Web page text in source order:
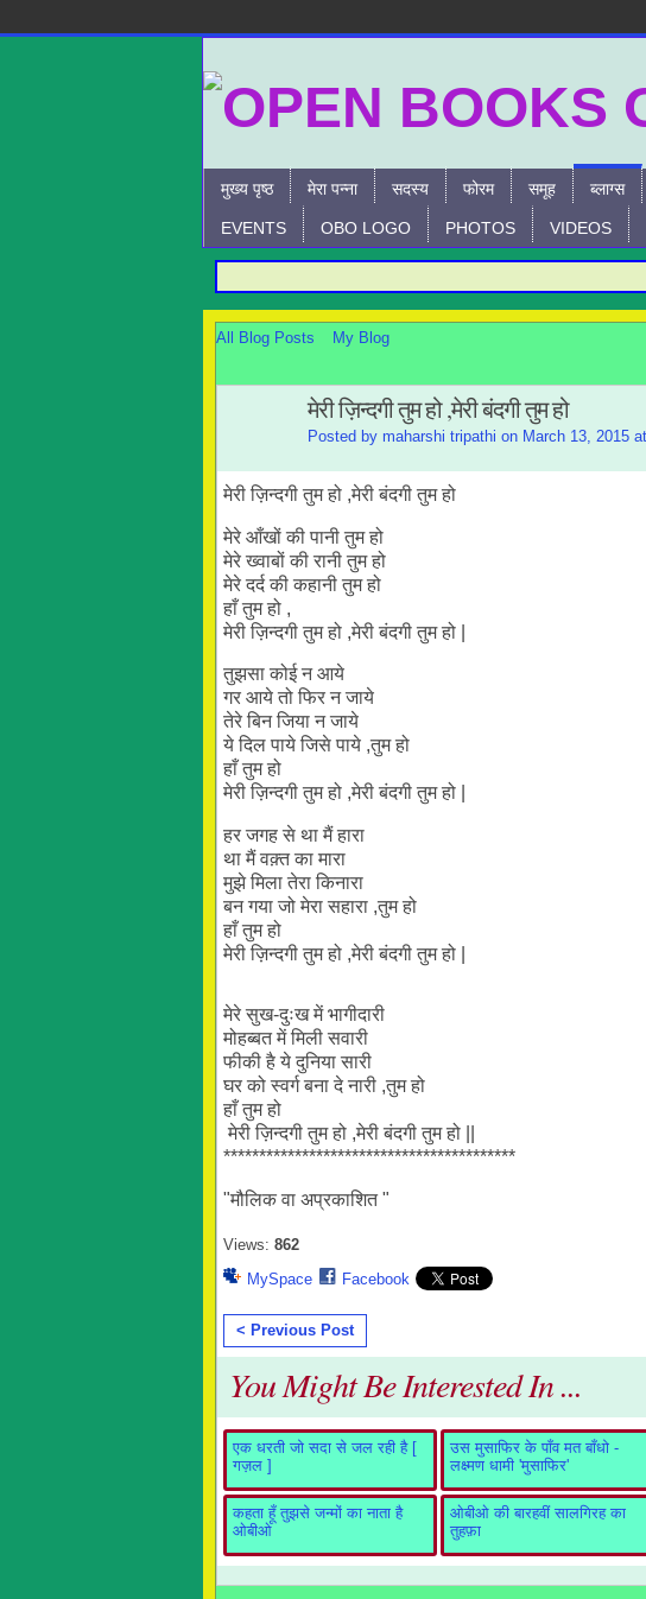
मुख्य पृष्ठ मेरा पन्ना सदस्य फोरम समूह ब्लाग्स
EVENTS OBO LOGO PHOTOS VIDEOS
All Blog Posts My Blog
मेरी ज़िन्दगी तुम हो ,मेरी बंदगी तुम हो
Posted by maharshi tripathi on March 13, 2015
मेरी ज़िन्दगी तुम हो ,मेरी बंदगी तुम हो
मेरे आँखों की पानी तुम हो
मेरे ख्वाबों की रानी तुम हो
मेरे दर्द की कहानी तुम हो
हाँ तुम हो ,
मेरी ज़िन्दगी तुम हो ,मेरी बंदगी तुम हो |
तुझसा कोई न आये
गर आये तो फिर न जाये
तेरे बिन जिया न जाये
ये दिल पाये जिसे पाये ,तुम हो
हाँ तुम हो
मेरी ज़िन्दगी तुम हो ,मेरी बंदगी तुम हो |
हर जगह से था मैं हारा
था मैं वक़्त का मारा
मुझे मिला तेरा किनारा
बन गया जो मेरा सहारा ,तुम हो
हाँ तुम हो
मेरी ज़िन्दगी तुम हो ,मेरी बंदगी तुम हो |
मेरे सुख-दुःख में भागीदारी
मोहब्बत में मिली सवारी
फीकी है ये दुनिया सारी
घर को स्वर्ग बना दे नारी ,तुम हो
हाँ तुम हो
मेरी ज़िन्दगी तुम हो ,मेरी बंदगी तुम हो ||
*****************************************
"मौलिक वा अप्रकाशित "
Views: 862
MySpace
Facebook
< Previous Post
You Might Be Interested In ...
एक धरती जो सदा से जल रही है [
गज़ल ]
उस मुसाफिर के पाँव मत बाँधो -
लक्ष्मण धामी 'मुसाफिर'
कहता हूँ तुझसे जन्मों का नाता है
ओबीओ
ओबीओ की बारहवीं सालगिरह का
तुहफ़ा